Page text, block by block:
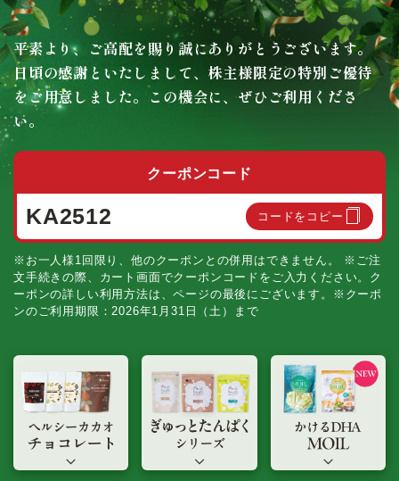
平素より、ご高配を賜り誠にありがとうございます。
日頃の感謝といたしまして、株主様限定の特別ご優待
をご用意しました。この機会に、ぜひご利用くださ
い。
クーポンコード
KA2512 コードをコピー
※お一人様1回限り、他のクーポンとの併用はできません。 ※ご注
文手続きの際、カート画面でクーポンコードをご入力ください。ク
ーポンの詳しい利用方法は、ページの最後にございます。※クーポ
ンのご利用期限：2026年1月31日（土）まで